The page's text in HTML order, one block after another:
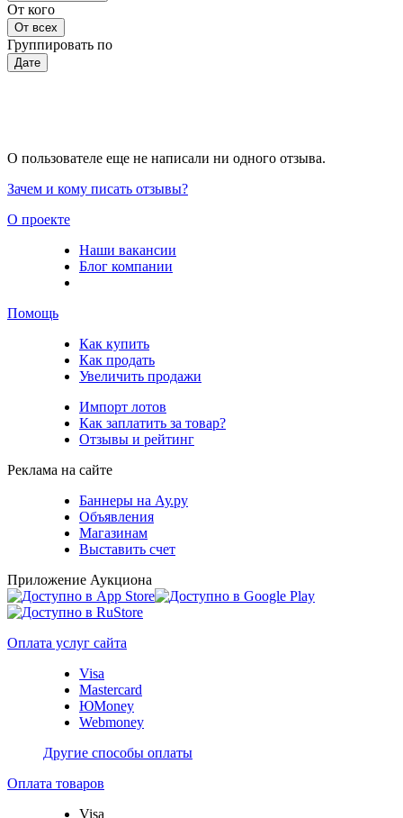
От кого
От всех
Группировать по
Дате
О пользователе еще не написали ни одного отзыва.
Зачем и кому писать отзывы?
О проекте
Наши вакансии
Блог компании
Помощь
Как купить
Как продать
Увеличить продажи
Импорт лотов
Как заплатить за товар?
Отзывы и рейтинг
Реклама на сайте
Баннеры на Ау.ру
Объявления
Магазинам
Выставить счет
Приложение Аукциона
Оплата услуг сайта
Visa
Mastercard
ЮMoney
Webmoney
Другие способы оплаты
Оплата товаров
Visa